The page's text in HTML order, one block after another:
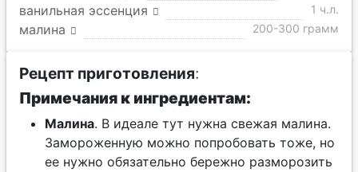
ванильная эссенция 1 ч.л.
малина 200-300 грамм
Рецепт приготовления:
Примечания к ингредиентам:
Малина. В идеале тут нужна свежая малина.
Замороженную можно попробовать тоже, но
ее нужно обязательно бережно разморозить